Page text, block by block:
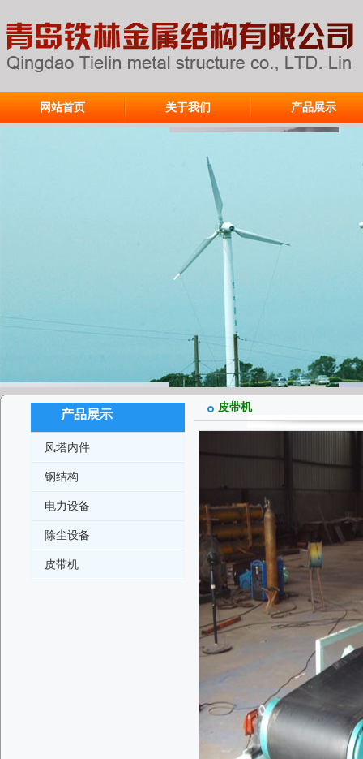
网站首页 关于我们 产品展示
产品展示
风塔内件
钢结构
电力设备
除尘设备
皮带机
皮带机